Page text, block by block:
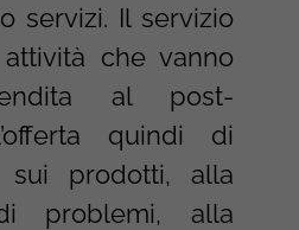
servizi. Il servizio
che vanno
al post-
quindi di
sui prodotti, alla
problemi, alla